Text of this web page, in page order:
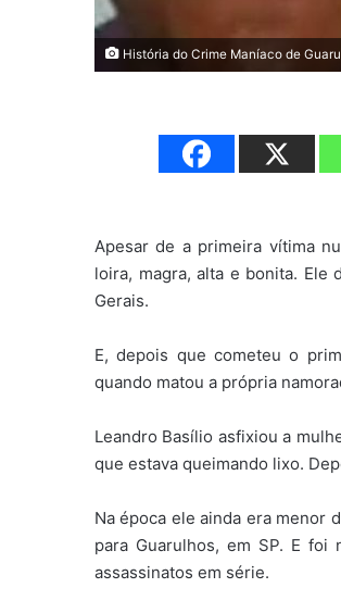
História do Crime Maníaco de
Apesar de a primeira vítima
loira, magra, alta e bonita. Ele
Gerais.
E, depois que cometeu o
quando matou a própria
Leandro Basílio asfixiou a
que estava queimando lixo.
Na época ele ainda era menor
para Guarulhos, em SP. E foi
assassinatos em série.